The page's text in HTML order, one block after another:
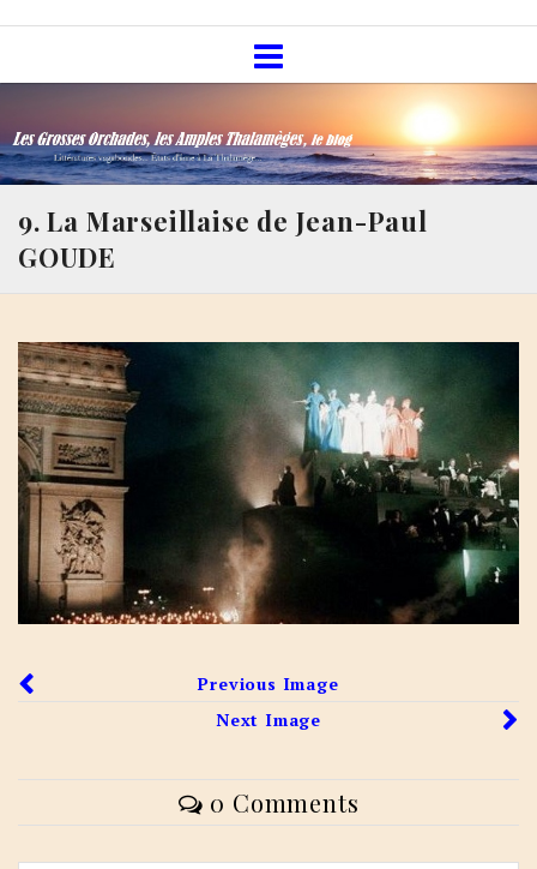
Les Grosses Orchades, les Amples
Thalamèges, le blog
9. La Marseillaise de Jean-Paul
GOUDE
Previous Image
Next Image
0 Comments